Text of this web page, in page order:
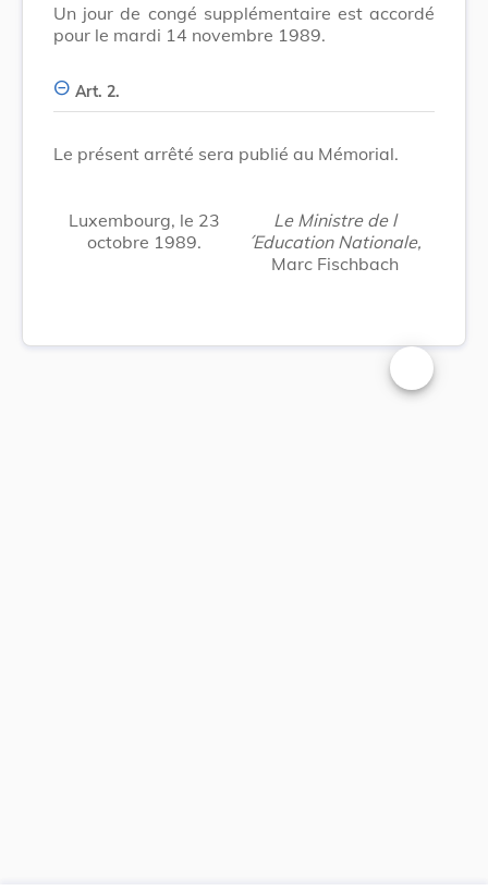
Un jour de congé supplémentaire est accordé
pour le mardi 14 novembre 1989.
Art. 2.
Le présent arrêté sera publié au Mémorial.
Luxembourg, le 23
octobre 1989.
Le Ministre de l
´Education Nationale,
Marc Fischbach
Changer la